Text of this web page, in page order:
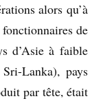
alors qu’à
de
d’Asie à faible
Lanka), pays
par tête, était